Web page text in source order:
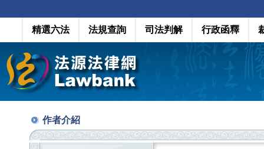
精選六法 法規查詢 司法判解 行政函釋
作者介紹